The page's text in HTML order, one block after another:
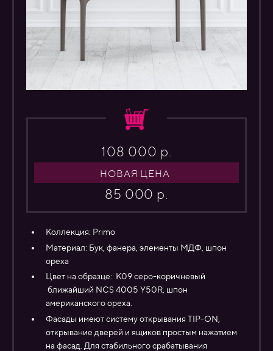
108 000 р.
НОВАЯ ЦЕНА
85 000 р.
Коллекция: Primo
Материал: Бук, фанера, элементы МДФ, шпон
ореха
Цвет на образце: К09 серо-коричневый
ближайший NCS 4005 Y50R, шпон
американского ореха.
Фасады имеют систему открывания TIP-ON,
открывание дверей и ящиков простым нажатием
на фасад. Для стабильного срабатывания